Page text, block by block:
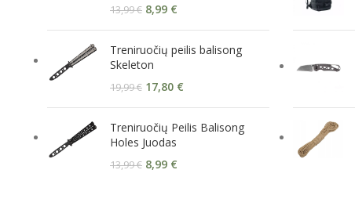
13,99€ 8,99 €
Treniruočių peilis balisong
Skeleton
19,99€ 17,80 €
Treniruočių Peilis Balisong
Holes Juodas
13,99€ 8,99 €